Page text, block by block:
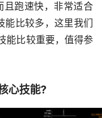
且跑速快，非常适合
能比较多，这里我们
能比较重要，值得参
心技能?